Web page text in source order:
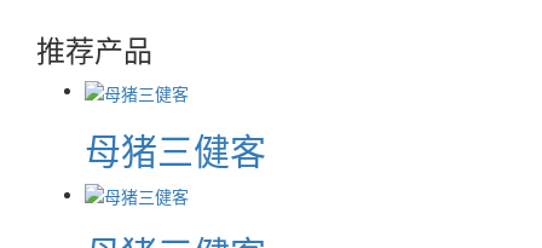
推荐产品
母猪三健客